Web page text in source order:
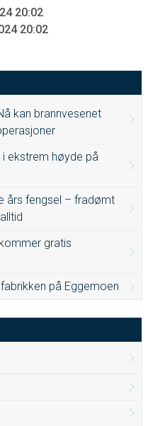
20:02
20:02
kan brannvesenet
i ekstrem høyde på
års fengsel – fradømt
gratis
på Eggemoen